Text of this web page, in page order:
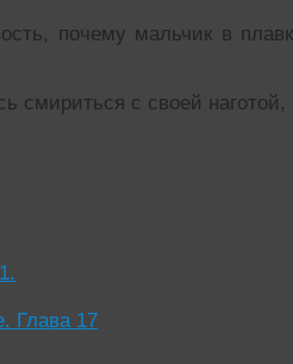
почему мальчик в
смириться с своей
Глава 17